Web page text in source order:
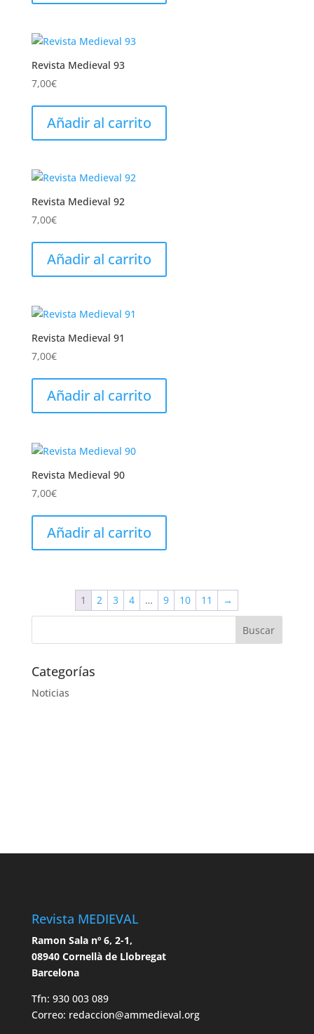
Revista Medieval 93
7,00€
Añadir al carrito
Revista Medieval 92
7,00€
Añadir al carrito
Revista Medieval 91
7,00€
Añadir al carrito
Revista Medieval 90
7,00€
Añadir al carrito
1 2 3 4 … 9 10 11 →
Categorías
Noticias
Revista MEDIEVAL
Ramon Sala nº 6, 2-1,
08940 Cornellà de Llobregat
Barcelona
Tfn: 930 003 089
Correo: redaccion@ammedieval.org